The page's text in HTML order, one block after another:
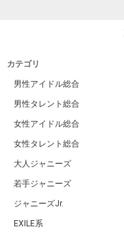
カテゴリ
男性アイドル総合
男性タレント総合
女性アイドル総合
女性タレント総合
大人ジャニーズ
若手ジャニーズ
ジャニーズJr.
EXILE系